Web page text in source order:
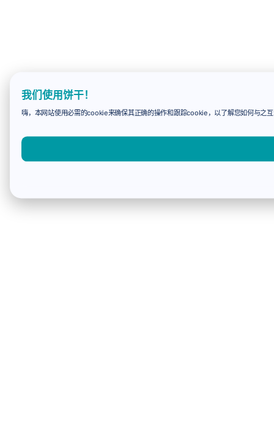
我们使用饼干！
嗨，本网站使用必需的cookie来确保其正确的操作和跟踪cookie，以了解您如何与之